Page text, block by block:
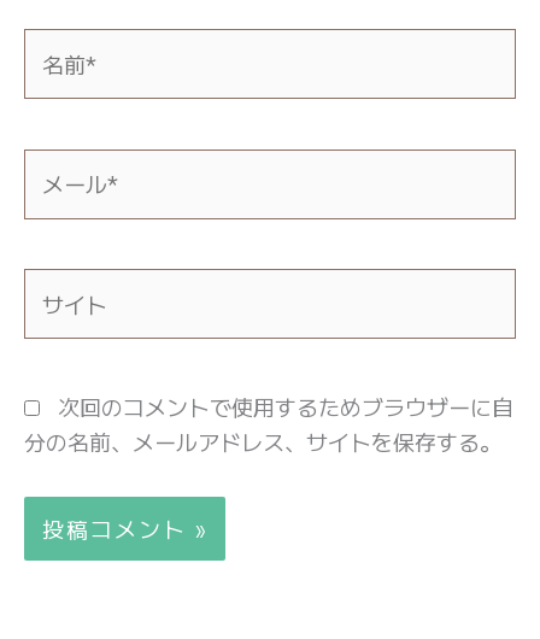
前
ー
*
次回のコメントで使用するためブラウザーに自
分の名前、メールアドレス、サイトを保存する。